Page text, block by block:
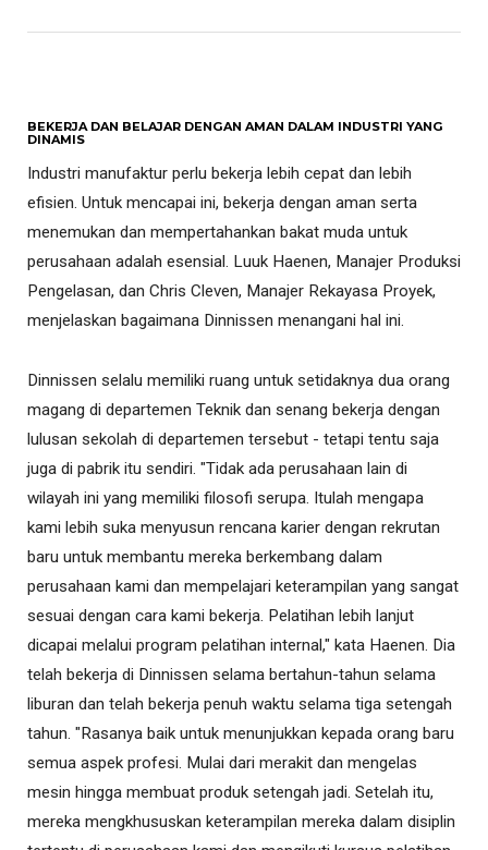
BEKERJA DAN BELAJAR DENGAN AMAN DALAM INDUSTRI YANG
DINAMIS
Industri manufaktur perlu bekerja lebih cepat dan lebih
efisien. Untuk mencapai ini, bekerja dengan aman serta
menemukan dan mempertahankan bakat muda untuk
perusahaan adalah esensial. Luuk Haenen, Manajer Produksi
Pengelasan, dan Chris Cleven, Manajer Rekayasa Proyek,
menjelaskan bagaimana Dinnissen menangani hal ini.
Dinnissen selalu memiliki ruang untuk setidaknya dua orang
magang di departemen Teknik dan senang bekerja dengan
lulusan sekolah di departemen tersebut - tetapi tentu saja
juga di pabrik itu sendiri. "Tidak ada perusahaan lain di
wilayah ini yang memiliki filosofi serupa. Itulah mengapa
kami lebih suka menyusun rencana karier dengan rekrutan
baru untuk membantu mereka berkembang dalam
perusahaan kami dan mempelajari keterampilan yang sangat
sesuai dengan cara kami bekerja. Pelatihan lebih lanjut
dicapai melalui program pelatihan internal," kata Haenen. Dia
telah bekerja di Dinnissen selama bertahun-tahun selama
liburan dan telah bekerja penuh waktu selama tiga setengah
tahun. "Rasanya baik untuk menunjukkan kepada orang baru
semua aspek profesi. Mulai dari merakit dan mengelas
mesin hingga membuat produk setengah jadi. Setelah itu,
mereka mengkhususkan keterampilan mereka dalam disiplin